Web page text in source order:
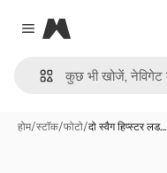
Close menu
Magnific
होम/स्टॉक/फोटो/दो स्वैग हिप्स्टर लड…